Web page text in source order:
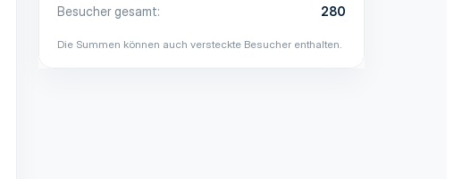
Besucher gesamt
280
Die Summen können auch versteckte Besucher enthalten.